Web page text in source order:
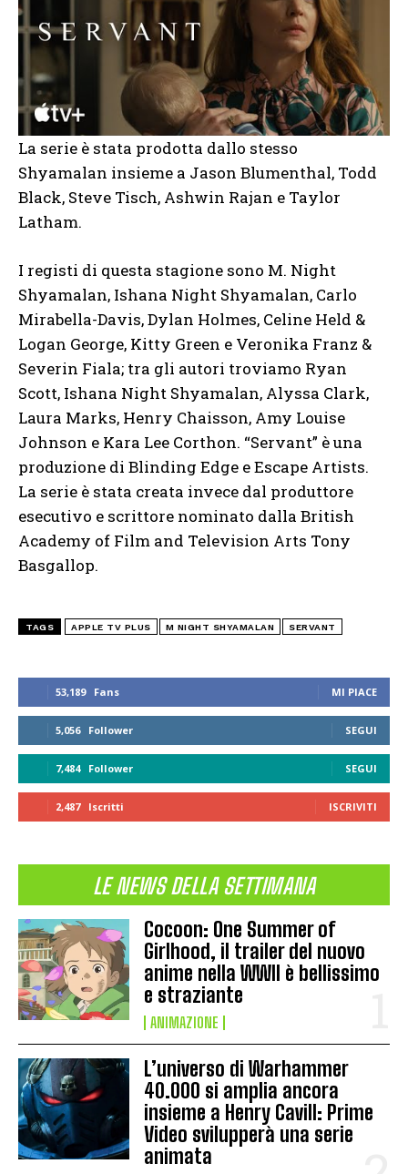
53,189 Fans MI PIACE
5,056 Follower SEGUI
7,484 Follower SEGUI
2,487 Iscritti ISCRIVITI
LE NEWS DELLA SETTIMANA
Cocoon: One Summer of
Girlhood, il trailer del nuovo
anime nella WWII è bellissimo
e straziante
ANIMAZIONE
L’universo di Warhammer
40.000 si amplia ancora
insieme a Henry Cavill: Prime
Video svilupperà una serie
animata
La serie è stata prodotta dallo stesso
Shyamalan insieme a Jason Blumenthal, Todd
Black, Steve Tisch, Ashwin Rajan e Taylor
Latham.
I registi di questa stagione sono M. Night
Shyamalan, Ishana Night Shyamalan, Carlo
Mirabella-Davis, Dylan Holmes, Celine Held &
Logan George, Kitty Green e Veronika Franz &
Severin Fiala; tra gli autori troviamo Ryan
Scott, Ishana Night Shyamalan, Alyssa Clark,
Laura Marks, Henry Chaisson, Amy Louise
Johnson e Kara Lee Corthon. “Servant” è una
produzione di Blinding Edge e Escape Artists.
La serie è stata creata invece dal produttore
esecutivo e scrittore nominato dalla British
Academy of Film and Television Arts Tony
Basgallop.
TAGS APPLE TV PLUS M NIGHT SHYAMALAN SERVANT